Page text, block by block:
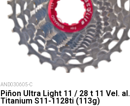
AND030605-C
Piñon Ultra Light 11 / 28 t 11 Vel. al.
Titanium S11-1128ti (113g)